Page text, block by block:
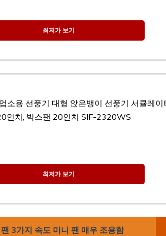
최저가 보기
소용 선풍기 대형 앉은뱅이 선풍기 서큘레이
인치, 박스팬 20인치 SIF-2320WS
최저가 보기
3가지 속도 미니 팬 매우 조용함